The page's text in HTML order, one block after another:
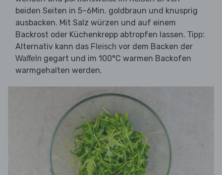
beiden Seiten in 5–6Min. goldbraun und knusprig
ausbacken. Mit Salz würzen und auf einem
Backrost oder Küchenkrepp abtropfen lassen. Tipp:
Alternativ kann das Fleisch vor dem Backen der
Waffeln gegart und im 100°C warmen Backofen
warmgehalten werden.